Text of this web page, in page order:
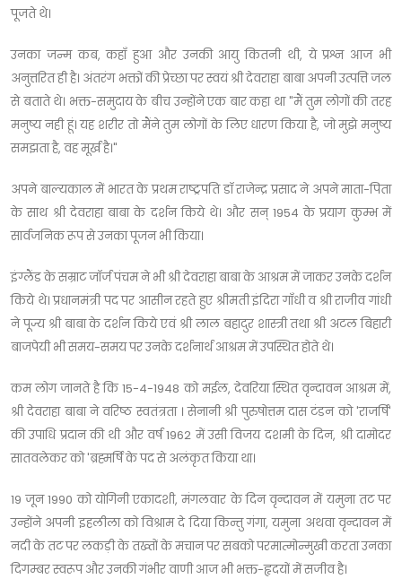
पूजते थे।
उनका जन्म कब, कहाँ हुआ और उनकी आयु कितनी थी, ये प्रश्न आज भी
अनुत्तरित ही है। अंतरंग भक्तों की प्रेच्छा पर स्वयं श्री देवराहा बाबा अपनी उत्पत्ति जल
से बताते थे। भक्त-समुदाय के बीच उन्होंने एक बार कहा था "मैं तुम लोगों की तरह
मनुष्य नही हूं। यह शरीर तो मैंने तुम लोगों के लिए धारण किया है, जो मुझे मनुष्य
समझता है, वह मूर्ख है।"
अपने बाल्यकाल में भारत के प्रथम राष्ट्रपति डॉ राजेन्द्र प्रसाद ने अपने माता-पिता
के साथ श्री देवराहा बाबा के दर्शन किये थे। और सन् 1954 के प्रयाग कुम्भ में
सार्वजनिक रूप से उनका पूजन भी किया।
इंग्लैंड के सम्राट जॉर्ज पंचम ने भी श्री देवराहा बाबा के आश्रम में जाकर उनके दर्शन
किये थे। प्रधानमंत्री पद पर आसीन रहते हुए श्रीमती इंदिरा गाँधी व श्री राजीव गांधी
ने पूज्य श्री बाबा के दर्शन किये एवं श्री लाल बहादुर शास्त्री तथा श्री अटल बिहारी
बाजपेयी भी समय-समय पर उनके दर्शनार्थ आश्रम में उपस्थित होते थे।
कम लोग जानते है कि 15-4-1948 को मईल, देवरिया स्थित वृन्दावन आश्रम में,
श्री देवराहा बाबा ने वरिष्ठ स्वतंत्रता । सेनानी श्री पुरुषोत्तम दास टंडन को 'राजर्षि'
की उपाधि प्रदान की थी और वर्ष 1962 में उसी विजय दशमी के दिन, श्री दामोदर
सातवलेकर को 'ब्रह्मर्षि के पद से अलंकृत किया था।
19 जून 1990 को योगिनी एकादशी, मंगलवार के दिन वृन्दावन में यमुना तट पर
उन्होंने अपनी इहलीला को विश्राम दे दिया किन्तु गंगा, यमुना अथवा वृन्दावन में
नदी के तट पर लकड़ी के तख्तों के मचान पर सबको परमात्मोन्मुखी करता उनका
दिगम्बर स्वरूप और उनकी गंभीर वाणी आज भी भक्त-हृदयों में सजीव है।